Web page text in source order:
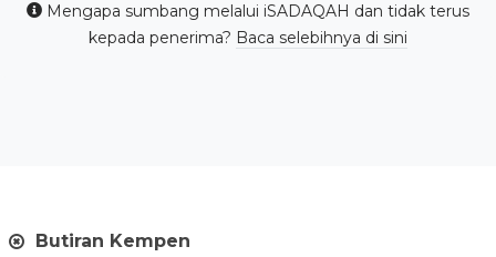
Mengapa sumbang melalui iSADAQAH dan tidak terus
kepada penerima? Baca selebihnya di sini
Butiran Kempen